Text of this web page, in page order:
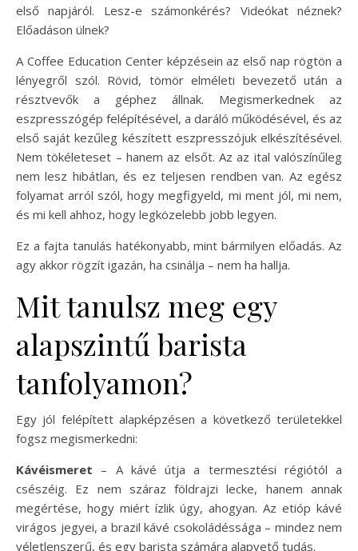
első napjáról. Lesz-e számonkérés? Videókat néznek?
Előadáson ülnek?
A Coffee Education Center képzésein az első nap rögtön a
lényegről szól. Rövid, tömör elméleti bevezető után a
résztvevők a géphez állnak. Megismerkednek az
eszpresszógép felépítésével, a daráló működésével, és az
első saját kezűleg készített eszpresszójuk elkészítésével.
Nem tökéleteset – hanem az elsőt. Az az ital valószínűleg
nem lesz hibátlan, és ez teljesen rendben van. Az egész
folyamat arról szól, hogy megfigyeld, mi ment jól, mi nem,
és mi kell ahhoz, hogy legközelebb jobb legyen.
Ez a fajta tanulás hatékonyabb, mint bármilyen előadás. Az
agy akkor rögzít igazán, ha csinálja – nem ha hallja.
Mit tanulsz meg egy
alapszintű barista
tanfolyamon?
Egy jól felépített alapképzésen a következő területekkel
fogsz megismerkedni:
Kávéismeret – A kávé útja a termesztési régiótól a
csészéig. Ez nem száraz földrajzi lecke, hanem annak
megértése, hogy miért ízlik úgy, ahogyan. Az etióp kávé
virágos jegyei, a brazil kávé csokoládéssága – mindez nem
véletlenszerű, és egy barista számára alapvető tudás.